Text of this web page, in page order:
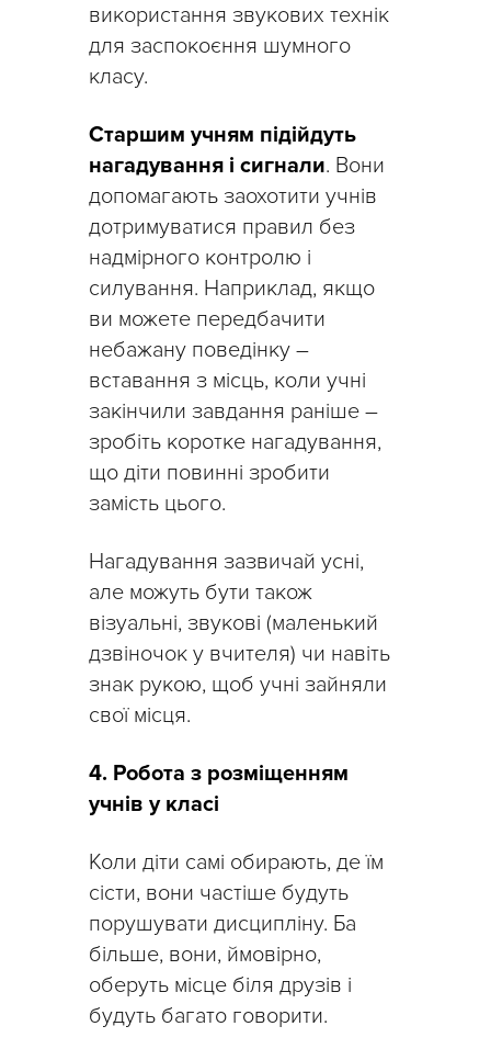
використання звукових технік
для заспокоєння шумного
класу.
Старшим учням підійдуть
нагадування і сигнали. Вони
допомагають заохотити учнів
дотримуватися правил без
надмірного контролю і
силування. Наприклад, якщо
ви можете передбачити
небажану поведінку –
вставання з місць, коли учні
закінчили завдання раніше –
зробіть коротке нагадування,
що діти повинні зробити
замість цього.
Нагадування зазвичай усні,
але можуть бути також
візуальні, звукові (маленький
дзвіночок у вчителя) чи навіть
знак рукою, щоб учні зайняли
свої місця.
4. Робота з розміщенням
учнів у класі
Коли діти самі обирають, де їм
сісти, вони частіше будуть
порушувати дисципліну. Ба
більше, вони, ймовірно,
оберуть місце біля друзів і
будуть багато говорити.